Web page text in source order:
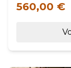
560,00 €